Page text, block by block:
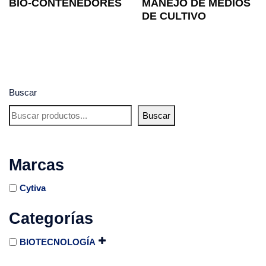
Buscar
Buscar
Marcas
Cytiva
Categorías
BIOTECNOLOGÍA
BIO-CONTENEDORES
MANEJO DE MEDIOS
DE CULTIVO